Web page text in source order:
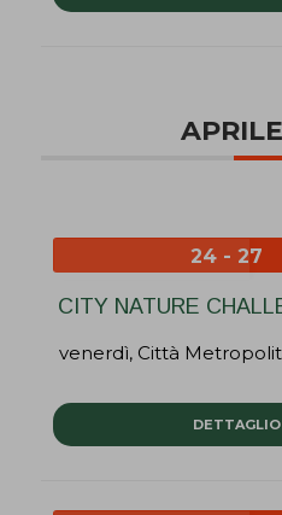
24 - 27
CITY NATURE
venerdì, Città